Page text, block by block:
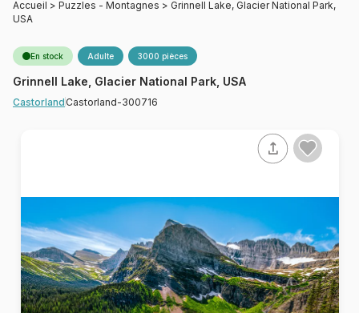
Accueil > Puzzles - Montagnes > Grinnell Lake, Glacier National Park,
USA
En stock Adulte 3000 pièces
Grinnell Lake, Glacier National Park, USA
Castorland Castorland-300716